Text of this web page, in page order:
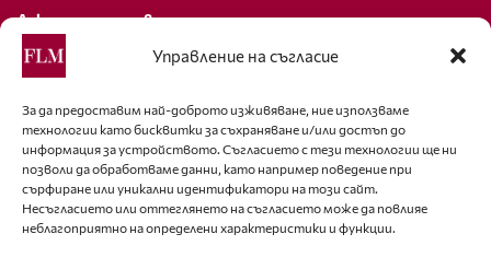
Управление на съгласие
За да предоставим най-доброто изживяване, ние използваме
технологии като бисквитки за съхраняване и/или достъп до
информация за устройството. Съгласието с тези технологии ще ни
позволи да обработваме данни, като например поведение при
сърфиране или уникални идентификатори на този сайт.
Несъгласието или оттеглянето на съгласието може да повлияе
неблагоприятно на определени характеристики и функции.
Декларация за поверителност
Политика за бисквитки
За контакти
editor@fashion-lifestyle.net
+359 88 227 33 47
Последвайте ни